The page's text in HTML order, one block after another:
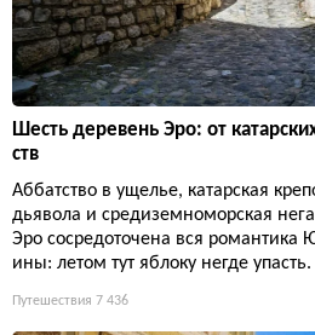
Шесть деревень Эро: от
ств
Аббатство в ущелье, катарская
дьявола и средиземноморская
Эро сосредоточена вся романтика
ины: летом тут яблоку негде упасть.
Путешествия 7 436